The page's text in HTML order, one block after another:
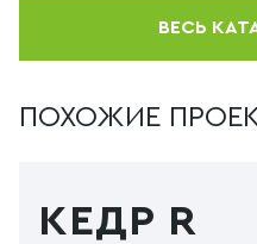
ВЕСЬ
ПОХОЖИЕ
КЕДР R